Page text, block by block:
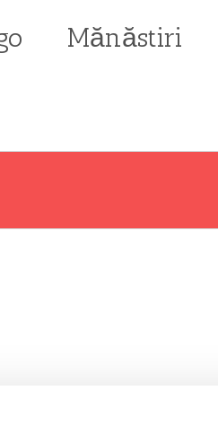
Mănăstiri